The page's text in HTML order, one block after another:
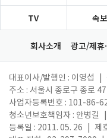
TV 속보
회사소개 광고/제휴
대표이사/발행인 : 이영섭
주소 : 서울시 종로구 종로
사업자등록번호 : 101-86-
청소년보호책임자 : 안병길
등록일 : 2011. 05. 26
제